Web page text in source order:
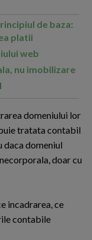
de baza:
platii
web
nu imobilizare
domeniului lor
tratata contabil
daca domeniul
doar cu
incadrarea, ce
contabile